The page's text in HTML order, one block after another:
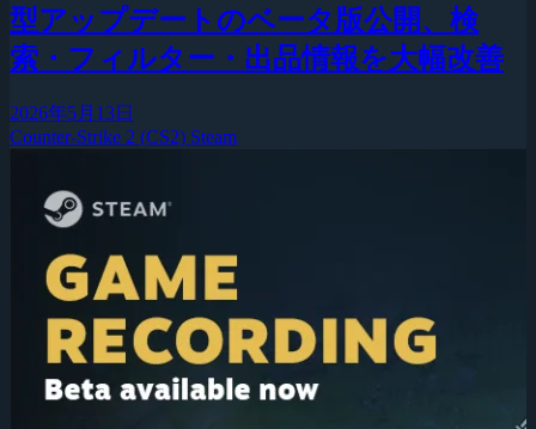
型アップデートのベータ版公開、検
索・フィルター・出品情報を大幅改善
2026年5月13日
Counter-Strike 2 (CS2) Steam